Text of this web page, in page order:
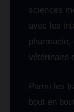
sciences
avec les
pharmacie,
vétérinaire
Parmi les
bout en